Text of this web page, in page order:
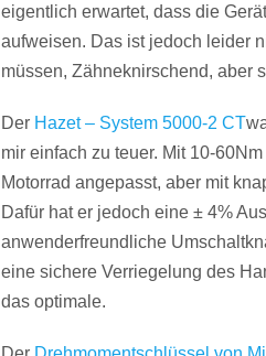
eigentlich erwartet, dass die
aufweisen. Das ist jedoch leider
müssen, Zähneknirschend, aber
Der Hazet – System 5000-2 CT
mir einfach zu teuer. Mit 10-
Motorrad angepasst, aber mit
Dafür hat er jedoch eine ± 4%
anwenderfreundliche
eine sichere Verriegelung des
das optimale.